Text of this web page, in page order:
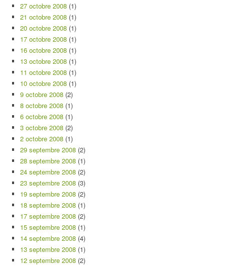
27 octobre 2008 (1)
21 octobre 2008 (1)
20 octobre 2008 (1)
17 octobre 2008 (1)
16 octobre 2008 (1)
13 octobre 2008 (1)
11 octobre 2008 (1)
10 octobre 2008 (1)
9 octobre 2008 (2)
8 octobre 2008 (1)
6 octobre 2008 (1)
3 octobre 2008 (2)
2 octobre 2008 (1)
29 septembre 2008 (2)
28 septembre 2008 (1)
24 septembre 2008 (2)
23 septembre 2008 (3)
19 septembre 2008 (2)
18 septembre 2008 (1)
17 septembre 2008 (2)
15 septembre 2008 (1)
14 septembre 2008 (4)
13 septembre 2008 (1)
12 septembre 2008 (2)